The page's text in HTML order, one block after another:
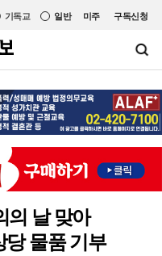
미주 구독신청
일반
기독교
의 날 맞아
물품 기부